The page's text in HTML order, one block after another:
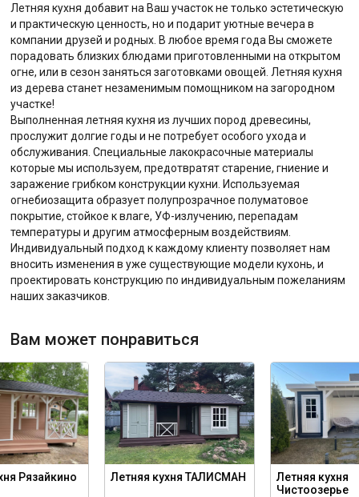
Летняя кухня добавит на Ваш участок не только эстетическую
и практическую ценность, но и подарит уютные вечера в
компании друзей и родных. В любое время года Вы сможете
порадовать близких блюдами приготовленными на открытом
огне, или в сезон заняться заготовками овощей. Летняя кухня
из дерева станет незаменимым помощником на загородном
участке!
Выполненная летняя кухня из лучших пород древесины,
прослужит долгие годы и не потребует особого ухода и
обслуживания. Специальные лакокрасочные материалы
которые мы используем, предотвратят старение, гниение и
заражение грибком конструкции кухни. Используемая
огнебиозащита образует полупрозрачное полуматовое
покрытие, стойкое к влаге, УФ-излучению, перепадам
температуры и другим атмосферным воздействиям.
Индивидуальный подход к каждому клиенту позволяет нам
вносить изменения в уже существующие модели кухонь, и
проектировать конструкцию по индивидуальным пожеланиям
наших заказчиков.
Вам может понравиться
Рязайкино Летняя кухня ТАЛИСМАН
Летняя кухня
Чистоозерье